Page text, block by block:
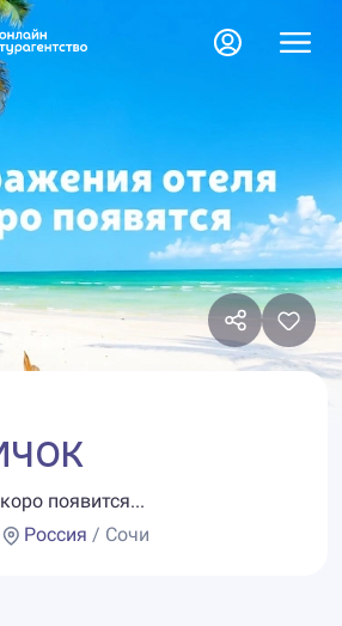
появится...
Россия / Сочи